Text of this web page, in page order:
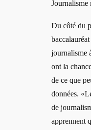
Journalisme
Du côté du
journalisme
ont la
de ce que
données.
de
apprennent